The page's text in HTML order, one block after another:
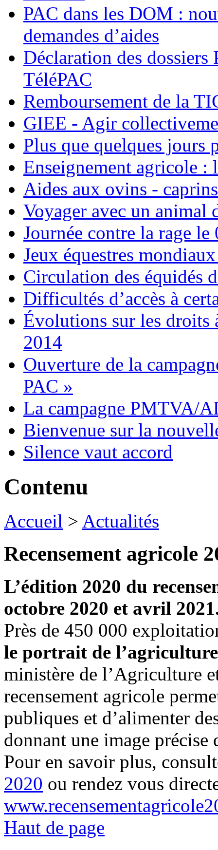
PAC dans les DOM :
demandes d’aides
Déclaration des
TéléPAC
Remboursement de la
GIEE - Agir
Plus que quelques jours
Enseignement agricole :
Aides aux ovins -
Voyager avec un animal
Journée contre la rage
Jeux équestres
Circulation des équidés
Difficultés d’accès à
Évolutions sur les droits
2014
Ouverture de la
PAC »
La campagne PMTVA/
Bienvenue sur la
Silence vaut accord
Contenu
Accueil > Actualités
Recensement agricole
L’édition 2020 du
octobre 2020 et avril
Près de 450 000
le portrait de
ministère de l’Agriculture
recensement agricole
publiques et d’alimenter
donnant une image précise
Pour en savoir plus,
2020 ou rendez vous
Haut de page